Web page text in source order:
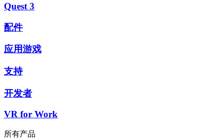
Quest 3
配件
应用游戏
支持
开发者
VR for Work
所有产品